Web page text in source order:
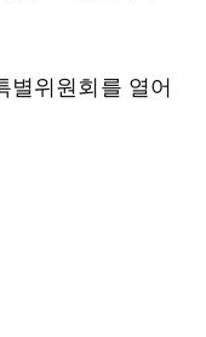
별위원회를 열어